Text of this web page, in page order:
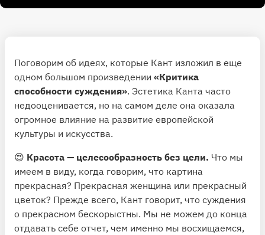
Поговорим об идеях, которые Кант изложил в еще
одном большом произведении «Критика
способности суждения». Эстетика Канта часто
недооценивается, но на самом деле она оказала
огромное влияние на развитие европейской
культуры и искусства.
😍 Красота — целесообразность без цели. Что мы
имеем в виду, когда говорим, что картина
прекрасная? Прекрасная женщина или прекрасный
цветок? Прежде всего, Кант говорит, что суждения
о прекрасном бескорыстны. Мы не можем до конца
отдавать себе отчет, чем именно мы восхищаемся,